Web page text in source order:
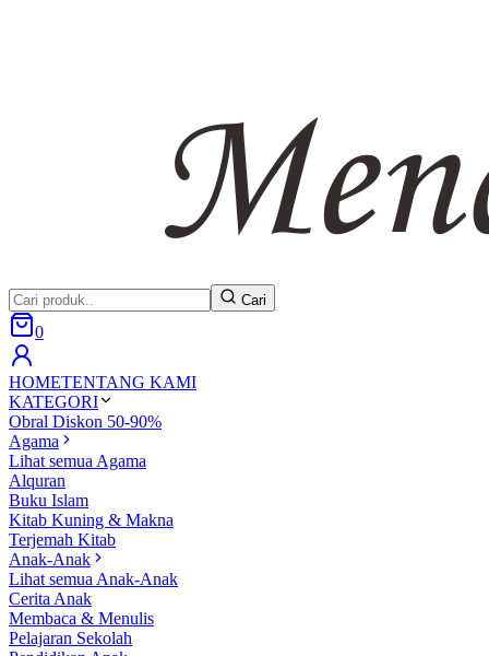
Cari
0
HOMETENTANG KAMI
KATEGORI
Obral Diskon 50-90%
Agama
Lihat semua Agama
Alquran
Buku Islam
Kitab Kuning & Makna
Terjemah Kitab
Anak-Anak
Lihat semua Anak-Anak
Cerita Anak
Membaca & Menulis
Pelajaran Sekolah